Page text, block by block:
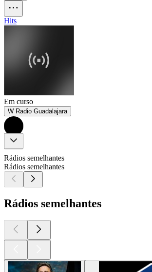
Hits
Em curso
W Radio Guadalajara
Rádios semelhantes
Rádios semelhantes
Rádios semelhantes